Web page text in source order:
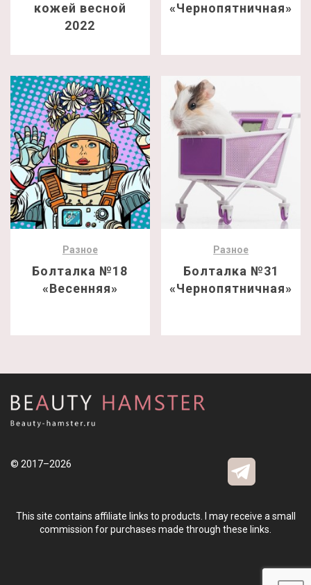
кожей весной
2022
«Чернопятничная»
Разное
Болталка №18
«Весенняя»
Разное
Болталка №31
«Чернопятничная»
© 2017–2026
This site contains affiliate links to products. I may receive a small
commission for purchases made through these links.